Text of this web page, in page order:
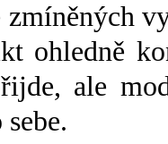
zmíněných
ohledně
ale